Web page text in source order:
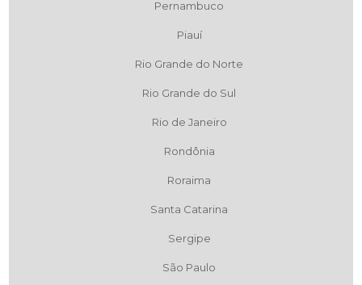
Pernambuco
Piauí
Rio Grande do Norte
Rio Grande do Sul
Rio de Janeiro
Rondônia
Roraima
Santa Catarina
Sergipe
São Paulo